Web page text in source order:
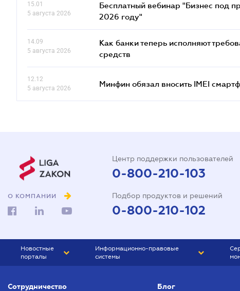
15.01
5 августа 2026
Бесплатный вебинар "Бизнес под
2026 году"
14.09
5 августа 2026
Как банки теперь исполняют
средств
12.12
5 августа 2026
Минфин обязал вносить IMEI
О КОМПАНИИ
Центр поддержки пользователей
0-800-210-103
Подбор продуктов и решений
0-800-210-102
Новостные
порталы
Информационно-правовые
системы
Сотрудничество Блог